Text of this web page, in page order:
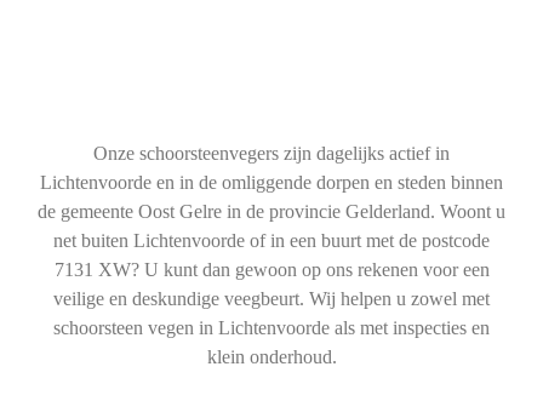
Onze schoorsteenvegers zijn dagelijks actief in
Lichtenvoorde en in de omliggende dorpen en steden binnen
de gemeente Oost Gelre in de provincie Gelderland. Woont u
net buiten Lichtenvoorde of in een buurt met de postcode
7131 XW? U kunt dan gewoon op ons rekenen voor een
veilige en deskundige veegbeurt. Wij helpen u zowel met
schoorsteen vegen in Lichtenvoorde als met inspecties en
klein onderhoud.